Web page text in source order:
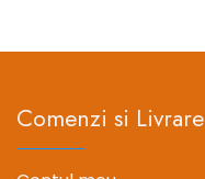
Comenzi si Livrare